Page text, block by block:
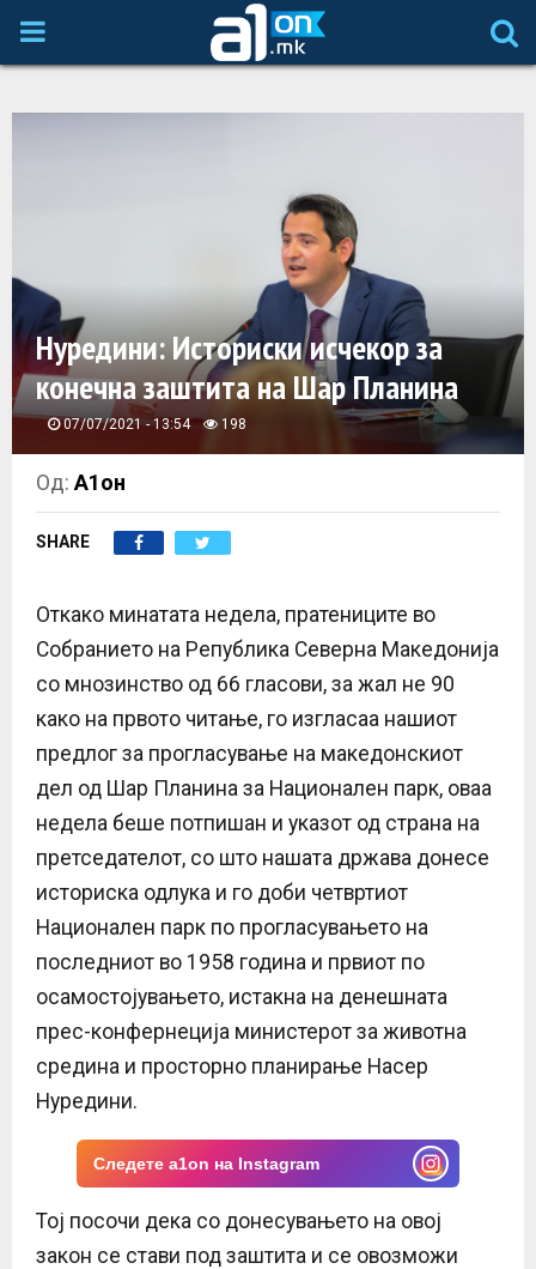
P
A
R
Y
M
E
N
U
Нуредини: Историски исчекор за
конечна заштита на Шар Планина
07/07/2021 - 13:54 198
Од:А1он
SHARE
Откако минатата недела, пратениците во
Собранието на Република Северна Македонија
со мнозинство од 66 гласови, за жал не 90
како на првото читање, го изгласаа нашиот
предлог за прогласување на македонскиот
дел од Шар Планина за Национален парк, оваа
недела беше потпишан и указот од страна на
претседателот, со што нашата држава донесе
историска одлука и го доби четвртиот
Национален парк по прогласувањето на
последниот во 1958 година и првиот по
осамостојувањето, истакна на денешната
прес-конфернеција министерот за животна
средина и просторно планирање Насер
Нуредини.
Следете a1on на Instagram
Тој посочи дека со донесувањето на овој
закон се стави под заштита и се овозможи